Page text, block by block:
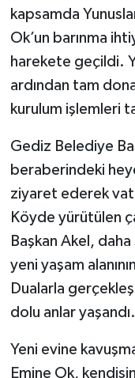
kapsamda
Ok’un barınma
harekete geçildi.
ardından tam
kurulum işlemleri
Gediz Belediye
beraberindeki
ziyaret ederek
Köyde yürütülen
Başkan Akel,
yeni yaşam
Dualarla
dolu anlar yaşandı.
Yeni evine
Emine Ok,